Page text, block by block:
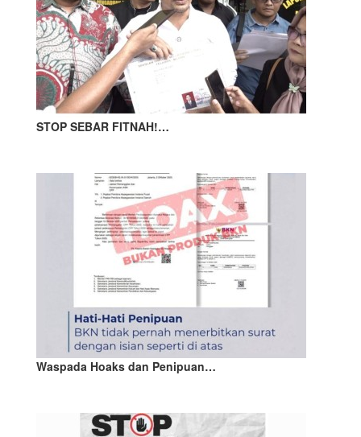
STOP SEBAR FITNAH!…
Waspada Hoaks dan Penipuan…